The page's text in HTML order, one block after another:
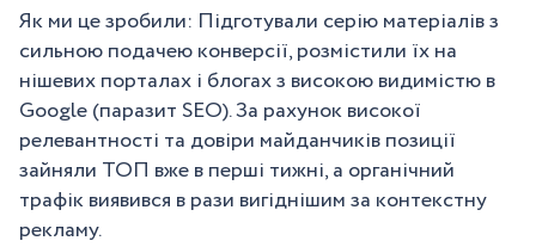
Як ми це зробили: Підготували серію матеріалів з
сильною подачею конверсії, розмістили їх на
нішевих порталах і блогах з високою видимістю в
Google (паразит SEO). За рахунок високої
релевантності та довіри майданчиків позиції
зайняли ТОП вже в перші тижні, а органічний
трафік виявився в рази вигіднішим за контекстну
рекламу.